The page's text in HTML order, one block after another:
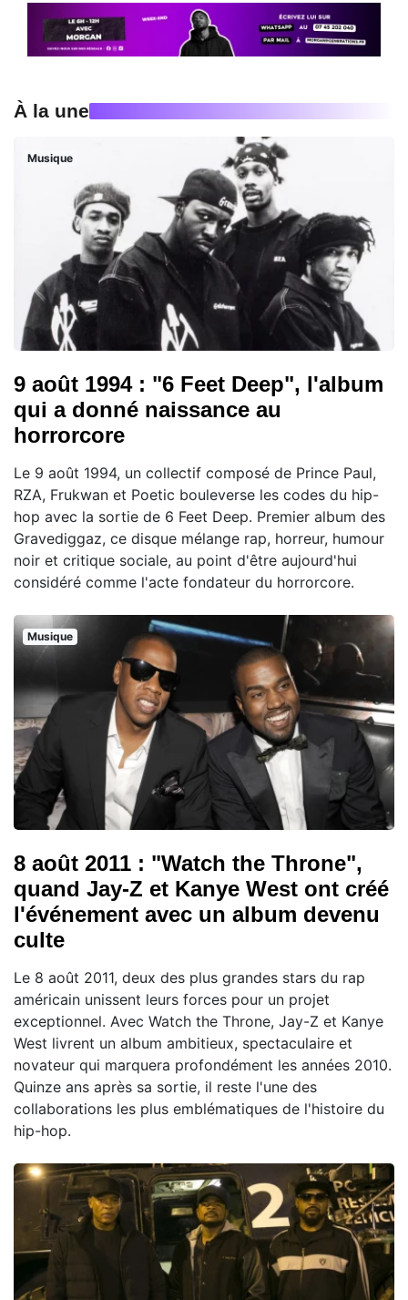
À la une
Musique
9 août 1994 : "6 Feet Deep", l'album
qui a donné naissance au
horrorcore
Le 9 août 1994, un collectif composé de Prince Paul,
RZA, Frukwan et Poetic bouleverse les codes du hip-
hop avec la sortie de 6 Feet Deep. Premier album des
Gravediggaz, ce disque mélange rap, horreur, humour
noir et critique sociale, au point d'être aujourd'hui
considéré comme l'acte fondateur du horrorcore.
Musique
8 août 2011 : "Watch the Throne",
quand Jay-Z et Kanye West ont créé
l'événement avec un album devenu
culte
Le 8 août 2011, deux des plus grandes stars du rap
américain unissent leurs forces pour un projet
exceptionnel. Avec Watch the Throne, Jay-Z et Kanye
West livrent un album ambitieux, spectaculaire et
novateur qui marquera profondément les années 2010.
Quinze ans après sa sortie, il reste l'une des
collaborations les plus emblématiques de l'histoire du
hip-hop.